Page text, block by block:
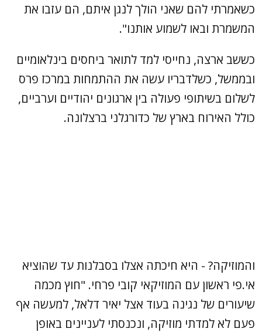
כשאמרתי להם שאני הולך לנגן איתם, הם עזבו את
המשמרת ובאו לשמוע אותנו".
כששב ארצה, נחייסי למד לתואר ביחסים בינלאומיים
ובממשל, כשלדבריו עשה את ההתמחות במרכז פרס
לשלום בשיתופי פעולה בין ארגונים יהודיים וערביים,
כולל האירוח בארץ של כדורגלני ברצלונה.
והמוזיקה? - היא חיכתה אצלו בסבלנות עד שהוציא
אי.פי ראשון עם המוזיקאי קובי פרחי. "חוץ מכמה
שיעורים של נגינה בעוד אצל יאיר דלאל, למעשה אף
פעם לא למדתי מוזיקה, ונכנסתי לעניינים באופן